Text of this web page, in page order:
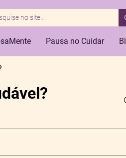
Pausa no Cuidar